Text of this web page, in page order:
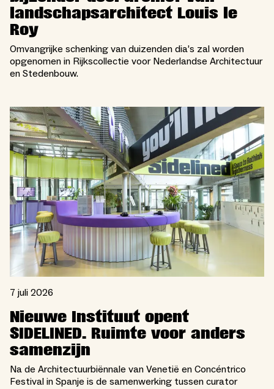
landschapsarchitect Louis le
Roy
Omvangrijke schenking van duizenden dia’s zal worden
opgenomen in Rijkscollectie voor Nederlandse Architectuur
en Stedenbouw.
7 juli 2026
Nieuwe Instituut opent
SIDELINED. Ruimte voor anders
samenzijn
Na de Architectuurbiënnale van Venetië en Concéntrico
Festival in Spanje is de samenwerking tussen curator